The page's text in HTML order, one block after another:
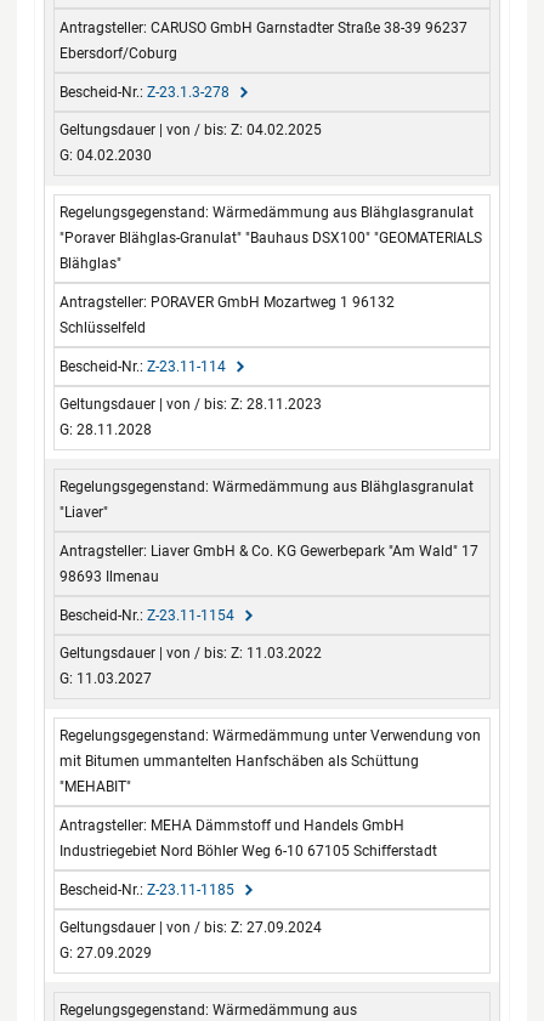
CARUSO GmbH Garnstadter Straße 38-39 96237
Ebersdorf/Coburg
Z-23.1.3-278
Z: 04.02.2025
G: 04.02.2030
Wärmedämmung aus Blähglasgranulat
"Poraver Blähglas-Granulat" "Bauhaus DSX100" "GEOMATERIALS
Blähglas"
PORAVER GmbH Mozartweg 1 96132
Schlüsselfeld
Z-23.11-114
Z: 28.11.2023
G: 28.11.2028
Wärmedämmung aus Blähglasgranulat
"Liaver"
Liaver GmbH & Co. KG Gewerbepark "Am Wald" 17
98693 Ilmenau
Z-23.11-1154
Z: 11.03.2022
G: 11.03.2027
Wärmedämmung unter Verwendung von
mit Bitumen ummantelten Hanfschäben als Schüttung
"MEHABIT"
MEHA Dämmstoff und Handels GmbH
Industriegebiet Nord Böhler Weg 6-10 67105 Schifferstadt
Z-23.11-1185
Z: 27.09.2024
G: 27.09.2029
Wärmedämmung aus